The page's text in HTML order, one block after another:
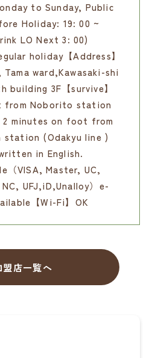
to Sunday, Public
Holiday: 19: 00 ~
LO Next 3: 00)
holiday【Address】
ward,Kawasaki-shi
building 3F【survive】
from Noborito station
2 minutes on foot from
station (Odakyu line )
in English.
（VISA, Master, UC,
UFJ,iD,Unalloy）e-
【Wi-Fi】OK
盟店一覧へ